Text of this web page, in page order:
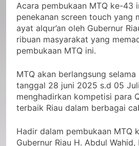
Acara pembukaan MTQ ke-43
penekanan screen touch yang
ayat alqur’an oleh Gubernur
ribuan masyarakat yang
pembukaan MTQ ini.
MTQ akan berlangsung
tanggal 28 juni 2025 s.d 05
menghadirkan kompetisi para
terbaik Riau dalam berbagai
Hadir dalam pembukaan MTQ
Gubernur Riau H. Abdul Wahid,